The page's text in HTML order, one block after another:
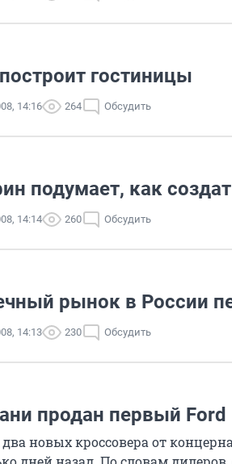
гостиницы
14:16 264 Обсудить
подумает, как
14:14 260 Обсудить
рынок в России
14:13 230 Обсудить
продан первый Ford
новых кроссовера от